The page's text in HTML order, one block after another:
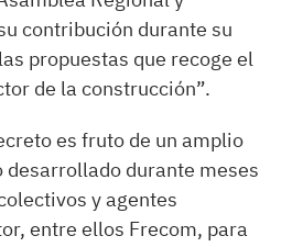
contribución durante su
propuestas que recoge el
de la construcción”.
es fruto de un amplio
durante meses
y agentes
entre ellos Frecom, para